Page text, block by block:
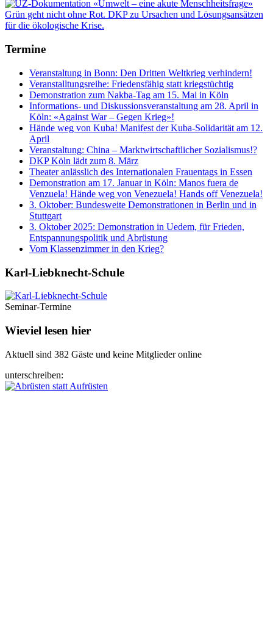
Termine
Veranstaltung in Bonn: Den Dritten Weltkrieg verhindern!
Veranstalltungsreihe: Friedensfähig statt kriegstüchtig
Demonstration zum Nakba-Tag am 15. Mai in Köln
Informations- und Diskussionsveranstaltung am 28. April in
Köln: «Against War – Gegen Krieg»!
Hände weg von Kuba! Manifest der Kuba-Solidarität am 12.
April
Veranstaltung: China – Marktwirtschaftlicher Sozialismus!?
DKP Köln lädt zum 8. März
Theater anlässlich des Internationalen Frauentags in Essen
Demonstration am 17. Januar in Köln: Manos fuera de
Venzuela! Hände weg von Venezuela! Hands off Venezuela!
3. Oktober: Bundesweite Demonstrationen in Berlin und in
Stuttgart
3. Oktober 2025: Demonstration in Uedem, für Frieden,
Entspannungspolitik und Abrüstung
Vom Klassenzimmer in den Krieg?
Karl-Liebknecht-­Schule
Seminar-Termine
Wieviel lesen hier
Aktuell sind 382 Gäste und keine Mitglieder online
unterschreiben: